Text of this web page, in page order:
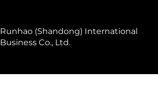
Runhao (Shandong) International
Business Co., Ltd.